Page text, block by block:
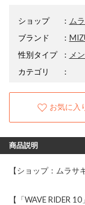
ショップ ： ム
ブランド
：
性別タイプ
： メ
カテゴリ
：
お気に入
商品説明
【ショップ：ムラサ
【「WAVE RIDER